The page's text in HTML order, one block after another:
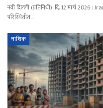
नवी दिल्ली (प्रतिनिधी), दि. 12 मार्च
परिस्थितीत…
नाशिक